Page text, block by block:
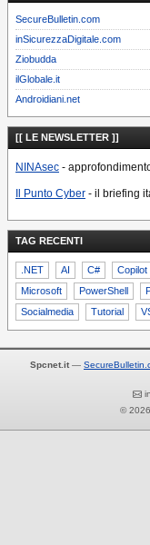
SecureBulletin.com
inSicurezzaDigitale.com
Ziobudda
ilGlobale.it
Androidiani.net
[[ LE NEWSLETTER ]]
NINAsec -
Il Punto Cyber - il briefing
TAG RECENTI
.NET AI C# Copilot
Microsoft
PowerShell
Socialmedia
Tutorial
Spcnet.it—
©